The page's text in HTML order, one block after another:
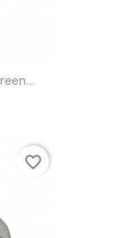
favorite_border